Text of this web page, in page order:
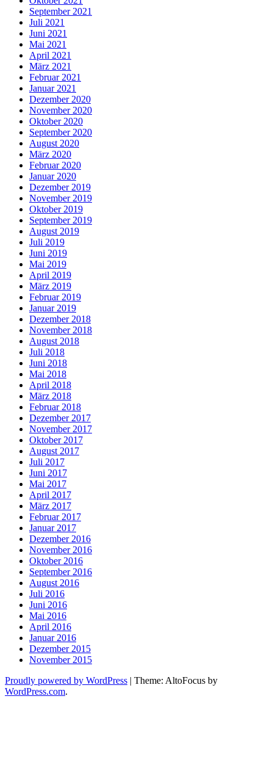
September 2021
Juli 2021
Juni 2021
Mai 2021
April 2021
März 2021
Februar 2021
Januar 2021
Dezember 2020
November 2020
Oktober 2020
September 2020
August 2020
März 2020
Februar 2020
Januar 2020
Dezember 2019
November 2019
Oktober 2019
September 2019
August 2019
Juli 2019
Juni 2019
Mai 2019
April 2019
März 2019
Februar 2019
Januar 2019
Dezember 2018
November 2018
August 2018
Juli 2018
Juni 2018
Mai 2018
April 2018
März 2018
Februar 2018
Dezember 2017
November 2017
Oktober 2017
August 2017
Juli 2017
Juni 2017
Mai 2017
April 2017
März 2017
Februar 2017
Januar 2017
Dezember 2016
November 2016
Oktober 2016
September 2016
August 2016
Juli 2016
Juni 2016
Mai 2016
April 2016
Januar 2016
Dezember 2015
November 2015
Proudly powered by WordPress | Theme: AltoFocus by
WordPress.com.